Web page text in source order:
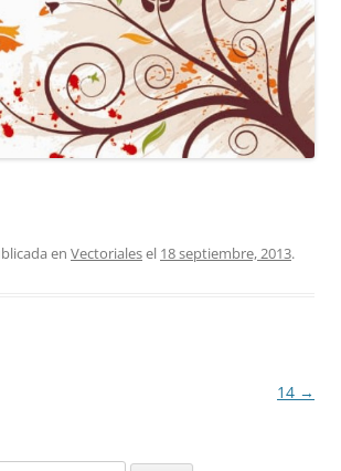
en Vectorialesel 18 septiembre, 2013.
14 →